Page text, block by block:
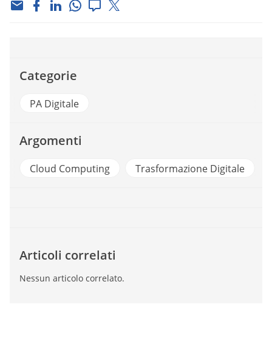
Categorie
PA Digitale
Argomenti
Cloud Computing Trasformazione Digitale
Articoli correlati
Nessun articolo correlato.